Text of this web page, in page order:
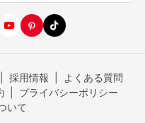
採用情報
よくある質問
プライバシーポリシー
いて